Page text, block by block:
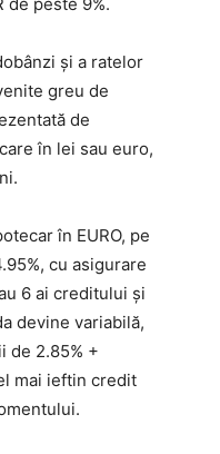
și a ratelor
greu de
de
în lei sau euro,
în EURO, pe
cu asigurare
6 ai creditului și
devine variabilă,
de 2.85% +
mai ieftin credit